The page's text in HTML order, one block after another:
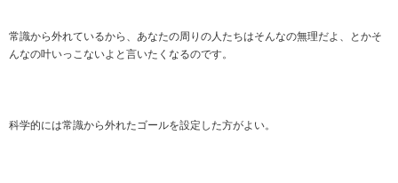
常識から外れているから、あなたの周りの人たちはそんなの無理だよ、とかそ
んなの叶いっこないよと言いたくなるのです。
科学的には常識から外れたゴールを設定した方がよい。